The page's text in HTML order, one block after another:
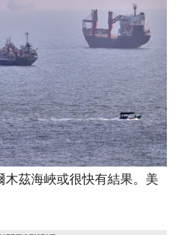
茲海峽或很快有結果。美